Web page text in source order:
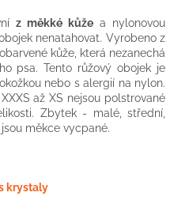
z měkké kůže a
nylonovou
nenatahovat. Vyrobeno z
obarvené kůže, která nezanechá
psa. Tento růžový obojek je
nebo s alergií na nylon.
XXXS až XS nejsou polstrované
. Zbytek - malé,
střední,
měkce vycpané.
krystaly